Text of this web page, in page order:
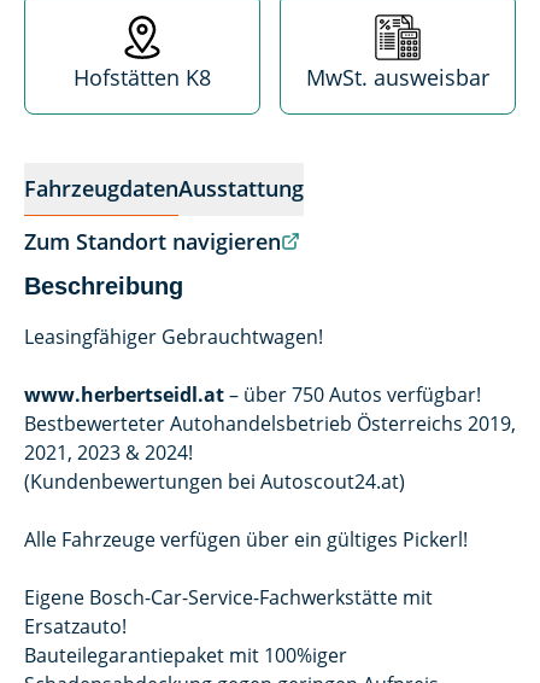
FahrzeugdatenAusstattung
Zum Standort navigieren
Beschreibung
Leasingfähiger Gebrauchtwagen!
www.herbertseidl.at– über 750 Autos verfügbar!
Bestbewerteter Autohandelsbetrieb Österreichs 2019,
2021, 2023 & 2024!
(Kundenbewertungen bei Autoscout24.at)
Alle Fahrzeuge verfügen über ein gültiges Pickerl!
Eigene Bosch-Car-Service-Fachwerkstätte mit
Ersatzauto!
Bauteilegarantiepaket mit 100%iger
Standort
Hofstätten K8
MwSt.
MwSt. ausweisbar